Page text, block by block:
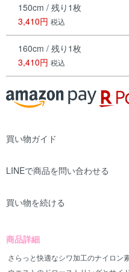
150cm / 残り1枚
3,410円 税込
160cm / 残り1枚
3,410円 税込
買い物ガイド
LINEで商品を問い合わせる
買い物を続ける
商品詳細
さらっと快適なシワ加工のナイロン